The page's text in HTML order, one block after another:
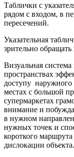
Таблички с
рядом с входом, в
пересечений.
Указательная
зрительно
Визуальная
пространствах
доступу
местах с большой
супермаркетах
внимание и
в нужном
нужных точек и
короткого
дислокации объекта.